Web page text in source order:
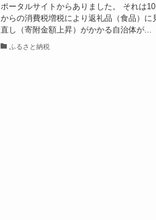
ポータルサイトからありました。 それは10
からの消費税増税により返礼品（食品）に
直し（寄附金額上昇）がかかる自治体が...
ふるさと納税